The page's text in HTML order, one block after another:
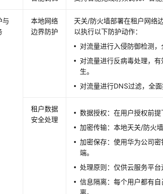
与
本地网络
边界防护
天关/防火墙部署在租户网络
以执行以下防护动作：
对流量进行入侵防御检测，
对流量进行反病毒处理，
生。
对流量进行DNS过滤，全面
租户数据
安全处理
数据授权：在用户授权前
加密传输：本地天关/防火
加密保存：使用华为公司
端。
处理原则：仅供云服务平台
信息隔离：每个用户都有
离。